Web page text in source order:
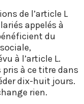
de l’article L
appelés à
du
à l’article L.
pris à ce titre dans
dix-huit jours.
rien.